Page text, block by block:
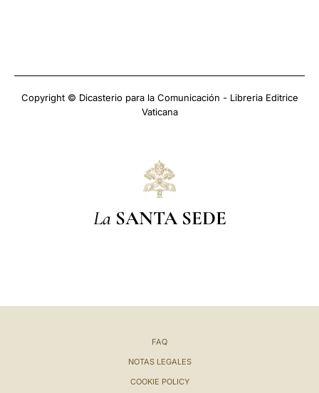
Copyright © Dicasterio para la Comunicación - Libreria Editrice
Vaticana
La SANTA SEDE
FAQ
NOTAS LEGALES
COOKIE POLICY